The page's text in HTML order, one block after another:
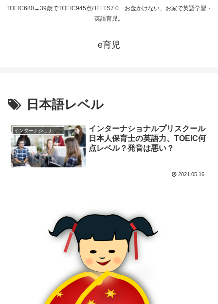
TOEIC680→39歳でTOEIC945点/ IELTS7.0 お金かけない、お家で英語学習・
英語育児。
e育児
日本語レベル
インターナショナルプリスクール
インターナショナルプリスクール
日本人保育士の英語力、TOEIC何
点レベル？発音は悪い？
2021.05.16